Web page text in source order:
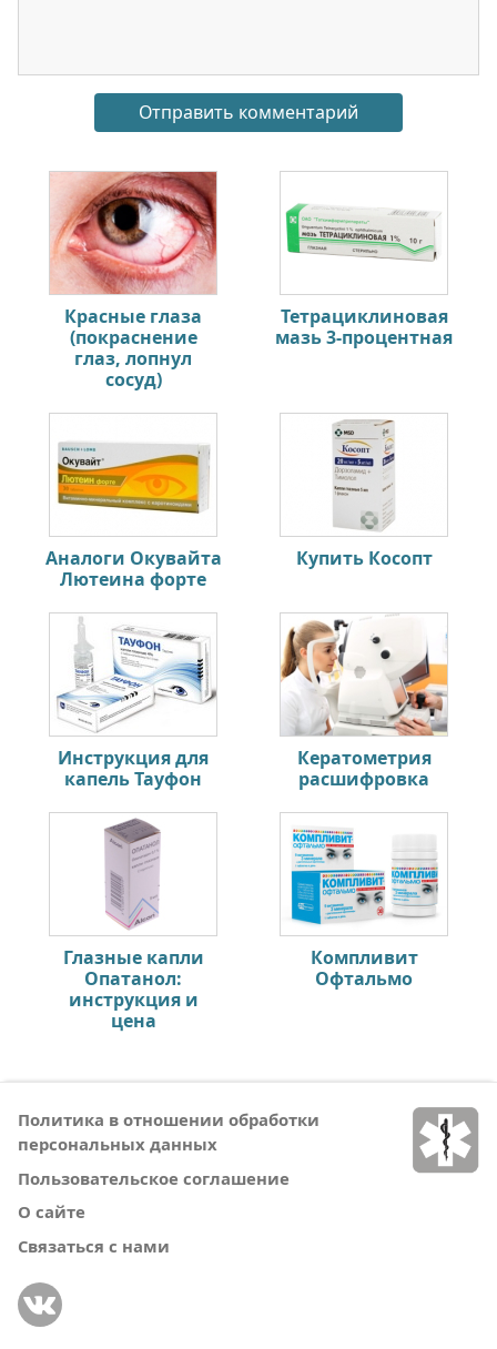
Красные глаза
(покраснение
глаз, лопнул
сосуд)
Тетрациклиновая
мазь 3-процентная
Аналоги Окувайта
Лютеина форте
Купить Косопт
Инструкция для
капель Тауфон
Кератометрия
расшифровка
Глазные капли
Опатанол:
инструкция и
цена
Компливит
Офтальмо
Политика в отношении обработки
персональных данных
Пользовательское соглашение
О сайте
Связаться с нами